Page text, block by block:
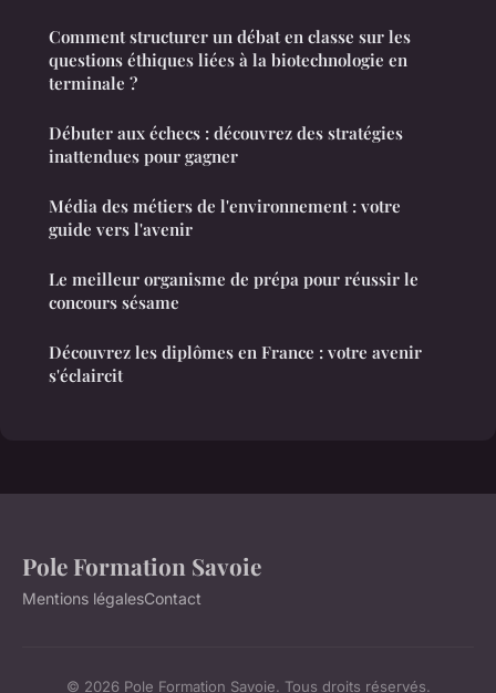
Comment structurer un débat en classe sur les
questions éthiques liées à la biotechnologie en
terminale ?
Débuter aux échecs : découvrez des stratégies
inattendues pour gagner
Média des métiers de l'environnement : votre
guide vers l'avenir
Le meilleur organisme de prépa pour réussir le
concours sésame
Découvrez les diplômes en France : votre avenir
s'éclaircit
Pole Formation Savoie
Mentions légalesContact
© 2026 Pole Formation Savoie. Tous droits réservés.